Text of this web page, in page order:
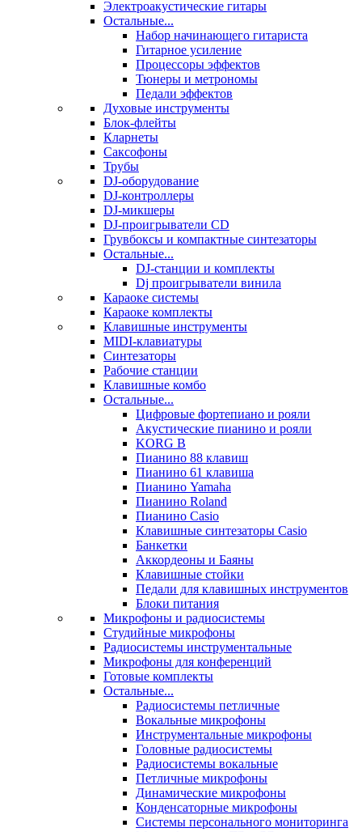
Электроакустические гитары
Остальные...
Набор начинающего гитариста
Гитарное усиление
Процессоры эффектов
Тюнеры и метрономы
Педали эффектов
Духовые инструменты
Блок-флейты
Кларнеты
Саксофоны
Трубы
DJ-оборудование
DJ-контроллеры
DJ-микшеры
DJ-проигрыватели CD
Грувбоксы и компактные синтезаторы
Остальные...
DJ-станции и комплекты
Dj проигрыватели винила
Караоке системы
Караоке комплекты
Клавишные инструменты
MIDI-клавиатуры
Синтезаторы
Рабочие станции
Клавишные комбо
Остальные...
Цифровые фортепиано и рояли
Акустические пианино и рояли
KORG B
Пианино 88 клавиш
Пианино 61 клавиша
Пианино Yamaha
Пианино Roland
Пианино Casio
Клавишные синтезаторы Casio
Банкетки
Аккордеоны и Баяны
Клавишные стойки
Педали для клавишных инструментов
Блоки питания
Микрофоны и радиосистемы
Студийные микрофоны
Радиосистемы инструментальные
Микрофоны для конференций
Готовые комплекты
Остальные...
Радиосистемы петличные
Вокальные микрофоны
Инструментальные микрофоны
Головные радиосистемы
Радиосистемы вокальные
Петличные микрофоны
Динамические микрофоны
Конденсаторные микрофоны
Системы персонального мониторинга